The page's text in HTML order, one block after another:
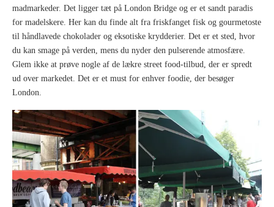
madmarkeder. Det ligger tæt på London Bridge og er et sandt paradis
for madelskere. Her kan du finde alt fra friskfanget fisk og gourmetoste
til håndlavede chokolader og eksotiske krydderier. Det er et sted, hvor
du kan smage på verden, mens du nyder den pulserende atmosfære.
Glem ikke at prøve nogle af de lækre street food-tilbud, der er spredt
ud over markedet. Det er et must for enhver foodie, der besøger
London.